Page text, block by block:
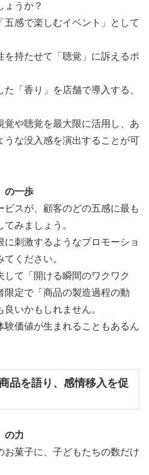
ょうか？
感で楽しむイベント」として
を持たせて「聴覚」に訴えるポ
「香り」を店舗で導入する、
覚や聴覚を最大限に活用し、あ
うな没入感を演出することが可
の一歩
ビスが、顧客のどの五感に最も
みましょう。
に刺激するようなプロモーショ
ください。
て「開ける瞬間のワクワク
限定で「商品の製造過程の動
いかもしれません。
験価値が生まれることもあるん
品を語り、感情移入を促
の力
お菓子に、子どもたちの数だけ